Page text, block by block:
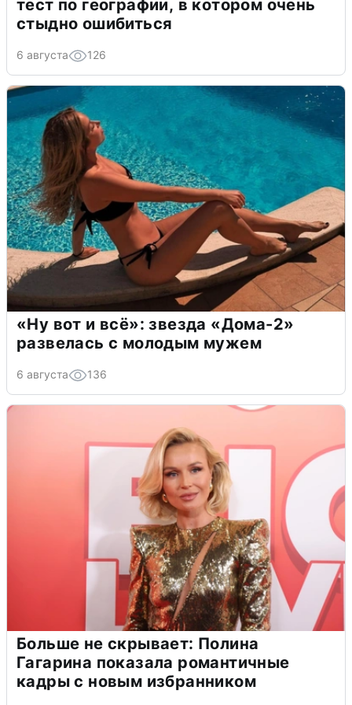
тест по географии, в котором очень
стыдно ошибиться
6 августа 126
«Ну вот и всё»: звезда «Дома-2»
развелась с молодым мужем
6 августа 136
Больше не скрывает: Полина
Гагарина показала романтичные
кадры с новым избранником